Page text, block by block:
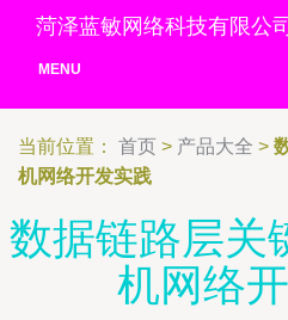
菏泽蓝敏网络科技有限公司
MENU
当前位置： 首页 > 产品大全 >
机网络开发实践
数据链路层关
机网络